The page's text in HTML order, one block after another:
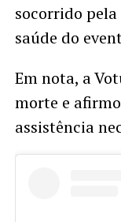
socorrido
saúde do
Em nota, a
morte e
assistência